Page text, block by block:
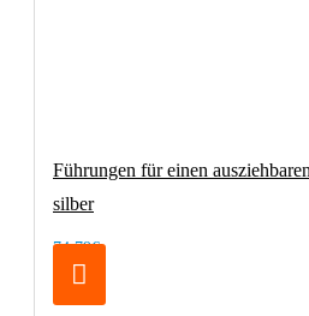
Führungen für einen
silber
74,79€